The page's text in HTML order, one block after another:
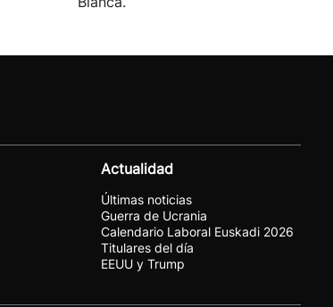
Actualidad
Últimas noticias
Guerra de Ucrania
Calendario Laboral Euskadi 2026
Titulares del día
EEUU y Trump